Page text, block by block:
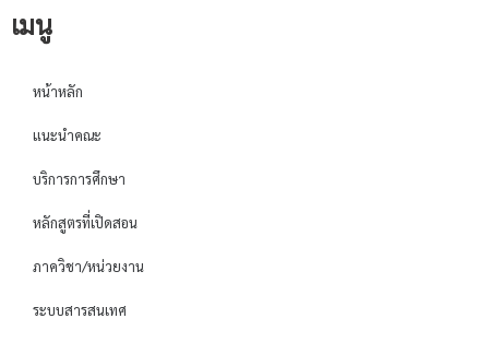
เมนู
หน้าหลัก
แนะนำคณะ
บริการการศึกษา
หลักสูตรที่เปิดสอน
ภาควิชา/หน่วยงาน
ระบบสารสนเทศ